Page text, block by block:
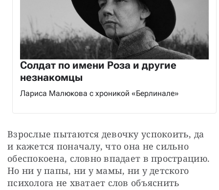
Солдат по имени Роза и другие
незнакомцы
Лариса Малюкова с хроникой «Берлинале»
Взрослые пытаются девочку успокоить, да
и кажется поначалу, что она не сильно
обеспокоена, словно впадает в прострацию.
Но ни у папы, ни у мамы, ни у детского
психолога не хватает слов объяснить